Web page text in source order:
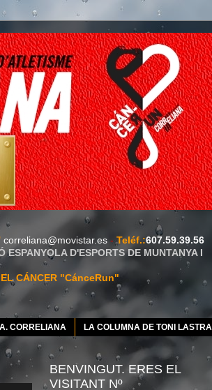
correliana@movistar.es -Teléf.:607.59.39.56
D'ESPORTS DE MUNTANYA I
CÁNCER "CánceRun"
CORRELIANA LA COLUMNA DE TONI LASTRA
BENVINGUT. ERES EL
VISITANT Nº